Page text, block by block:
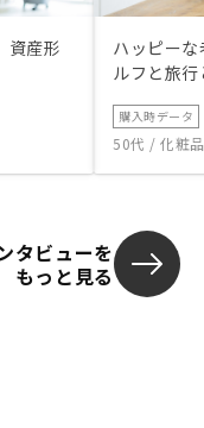
資産形
ハッピー
ルフと旅
購入時データ
50代 / 化粧
タビューを
もっと見る